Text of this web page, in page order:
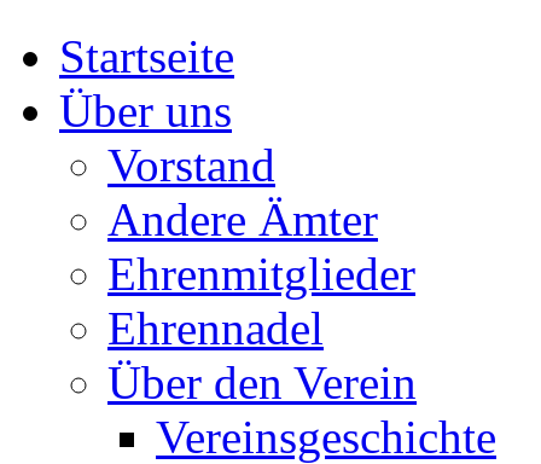
Startseite
Über uns
Vorstand
Andere Ämter
Ehrenmitglieder
Ehrennadel
Über den Verein
Vereinsgeschichte